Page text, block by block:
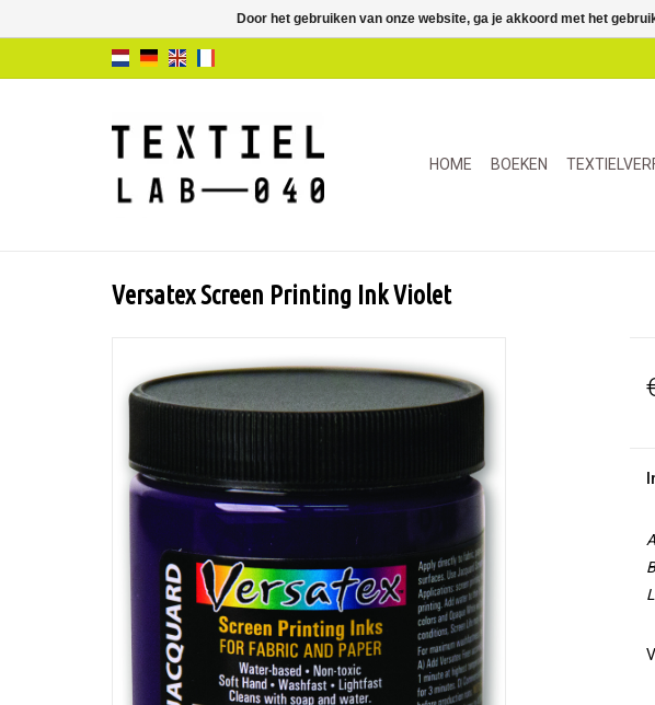
HOME BOEKEN
Versatex Screen Printing Ink Violet
Door het gebruiken van onze website, ga je akkoord met het